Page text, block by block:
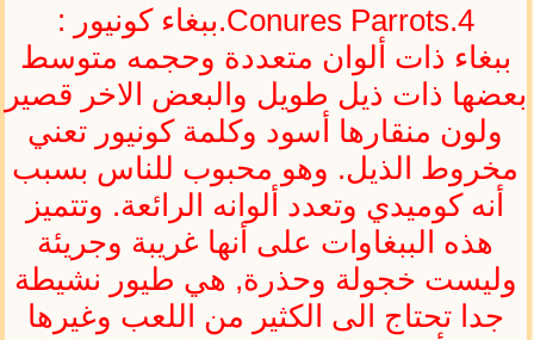
Conures Parrots.4.ببغاء كونيور :
ببغاء ذات ألوان متعددة وحجمه متوسط
بعضها ذات ذيل طويل والبعض الاخر قصير
ولون منقارها أسود وكلمة كونيور تعني
مخروط الذيل. وهو محبوب للناس بسبب
أنه كوميدي وتعدد ألوانه الرائعة. وتتميز
هذه الببغاوات على أنها غريبة وجريئة
وليست خجولة وحذرة, هي طيور نشيطة
جدا تحتاج الى الكثير من اللعب وغيرها